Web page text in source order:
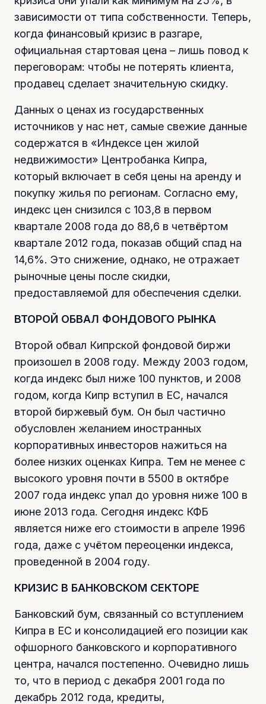
зависимости от типа собственности. Теперь,
когда финансовый кризис в разгаре,
официальная стартовая цена – лишь повод к
переговорам: чтобы не потерять клиента,
продавец сделает значительную скидку.
Данных о ценах из государственных
источников у нас нет, самые свежие данные
содержатся в «Индексе цен жилой
недвижимости» Центробанка Кипра,
который включает в себя цены на аренду и
покупку жилья по регионам. Согласно ему,
индекс цен снизился с 103,8 в первом
квартале 2008 года до 88,6 в четвёртом
квартале 2012 года, показав общий спад на
14,6%. Это снижение, однако, не отражает
рыночные цены после скидки,
предоставляемой для обеспечения сделки.
ВТОРОЙ ОБВАЛ ФОНДОВОГО РЫНКА
Второй обвал Кипрской фондовой биржи
произошел в 2008 году. Между 2003 годом,
когда индекс был ниже 100 пунктов, и 2008
годом, когда Кипр вступил в ЕС, начался
второй биржевый бум. Он был частично
обусловлен желанием иностранных
корпоративных инвесторов нажиться на
более низких оценках Кипра. Тем не менее с
высокого уровня почти в 5500 в октябре
2007 года индекс упал до уровня ниже 100 в
июне 2013 года. Сегодня индекс КФБ
является ниже его стоимости в апреле 1996
года, даже с учётом переоценки индекса,
проведенной в 2004 году.
КРИЗИС В БАНКОВСКОМ СЕКТОРЕ
Банковский бум, связанный со вступлением
Кипра в ЕС и консолидацией его позиции как
офшорного банковского и корпоративного
центра, начался постепенно. Очевидно лишь
то, что в период с декабря 2001 года по
декабрь 2012 года, кредиты,